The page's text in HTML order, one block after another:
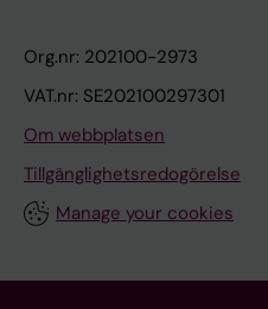
Org.nr: 202100-2973
VAT.nr: SE202100297301
Om webbplatsen
Tillgänglighetsredogörelse
Manage your cookies